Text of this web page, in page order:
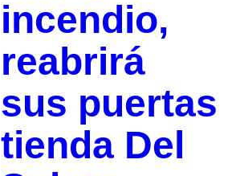
incendio,
reabrirá
sus puertas
tienda Del